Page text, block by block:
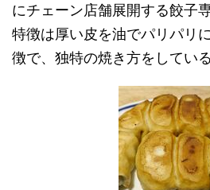
にチェーン店舗展開する餃子専
特徴は厚い皮を油でパリパリ
徴で、独特の焼き方をしている